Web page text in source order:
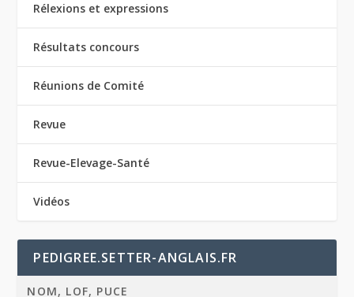
Rélexions et expressions
Résultats concours
Réunions de Comité
Revue
Revue-Elevage-Santé
Vidéos
PEDIGREE.SETTER-ANGLAIS.FR